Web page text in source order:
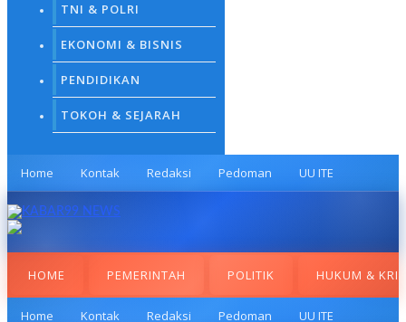
TNI & POLRI
EKONOMI & BISNIS
PENDIDIKAN
TOKOH & SEJARAH
Home Kontak Redaksi Pedoman UU ITE
HOME PEMERINTAH POLITIK HUKUM &
Home Kontak Redaksi Pedoman UU ITE